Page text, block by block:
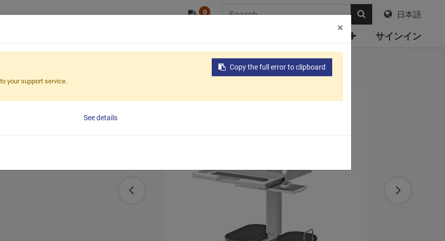
サインイン
0 日本語
バイル
×
Copy the full error to clipboard
your support service.
See details